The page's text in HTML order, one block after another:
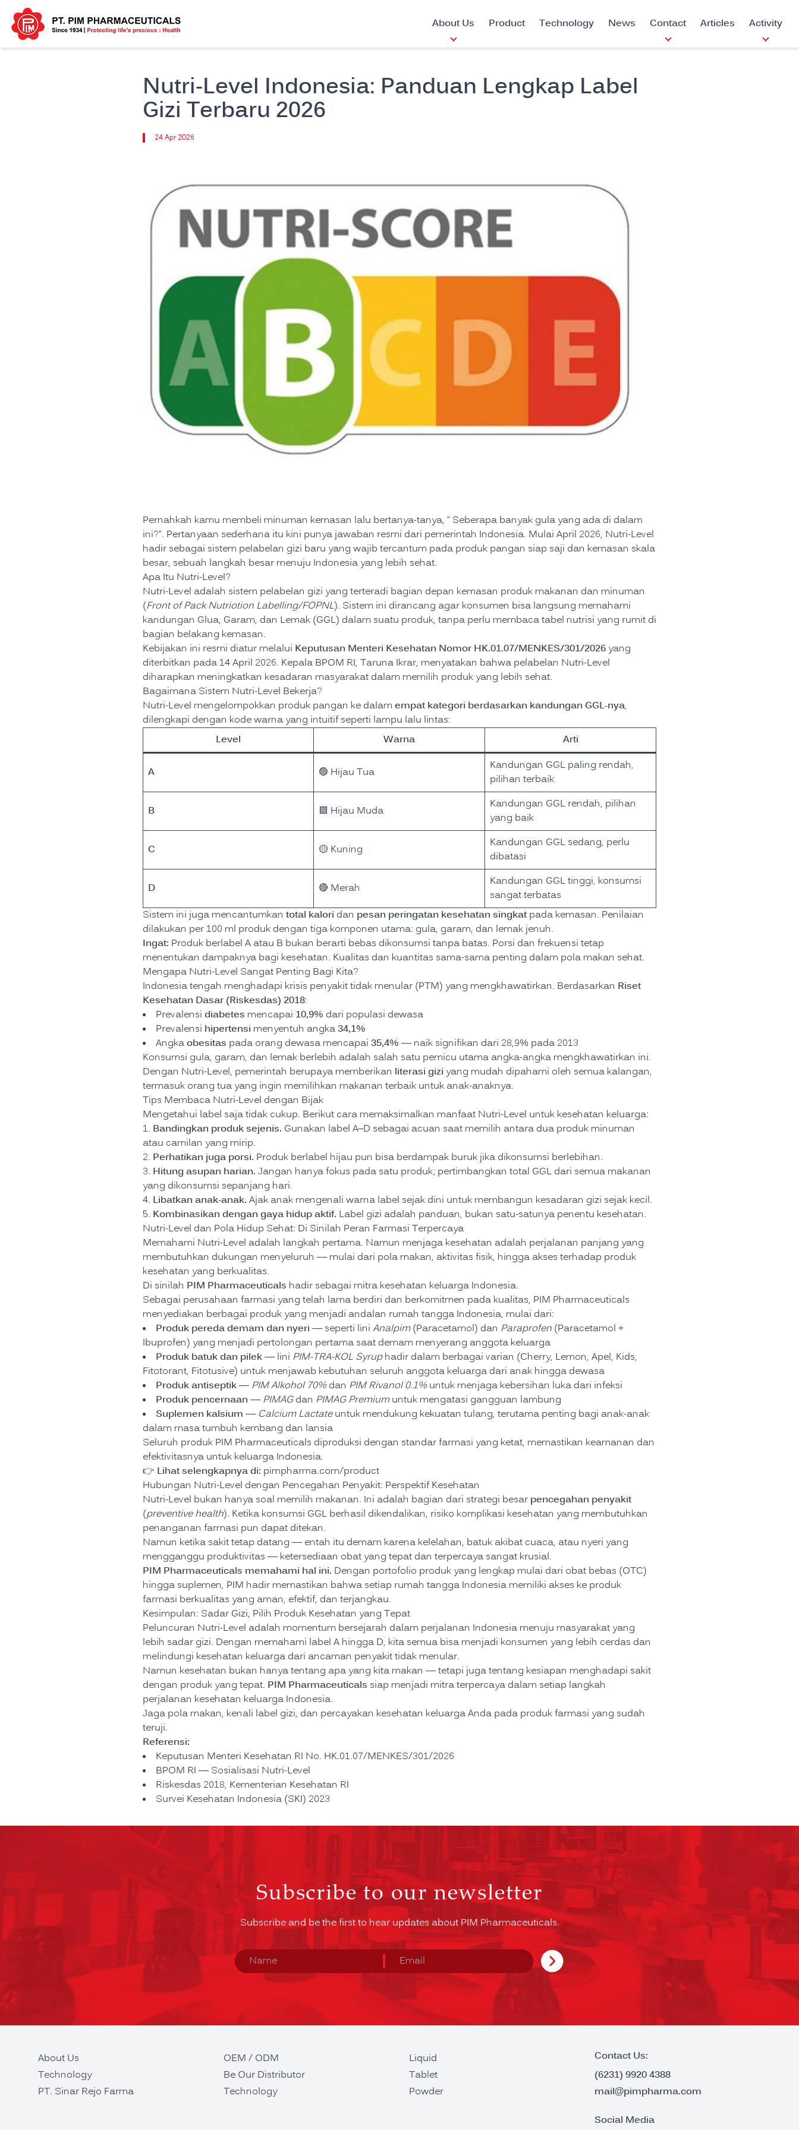
About Us Product Technology News Contact Articles Activity
Nutri-Level Indonesia: Panduan Lengkap Label
Gizi Terbaru 2026
24 Apr 2026
Pernahkah kamu membeli minuman kemasan lalu bertanya-tanya, ” Seberapa banyak gula yang ada di dalam
ini?”. Pertanyaan sederhana itu kini punya jawaban resmi dari pemerintah Indonesia. Mulai April 2026, Nutri-Level
hadir sebagai sistem pelabelan gizi baru yang wajib tercantum pada produk pangan siap saji dan kemasan skala
besar, sebuah langkah besar menuju Indonesia yang lebih sehat.
Apa Itu Nutri-Level?
Nutri-Level adalah sistem pelabelan gizi yang terteradi bagian depan kemasan produk makanan dan minuman
(Front of Pack Nutriotion Labelling/FOPNL). Sistem ini dirancang agar konsumen bisa langsung memahami
kandungan Glua, Garam, dan Lemak (GGL) dalam suatu produk, tanpa perlu membaca tabel nutrisi yang rumit di
bagian belakang kemasan.
Kebijakan ini resmi diatur melalui Keputusan Menteri Kesehatan Nomor HK.01.07/MENKES/301/2026 yang
diterbitkan pada 14 April 2026. Kepala BPOM RI, Taruna Ikrar, menyatakan bahwa pelabelan Nutri-Level
diharapkan meningkatkan kesadaran masyarakat dalam memilih produk yang lebih sehat.
Bagaimana Sistem Nutri-Level Bekerja?
Nutri-Level mengelompokkan produk pangan ke dalam empat kategori berdasarkan kandungan GGL-nya,
dilengkapi dengan kode warna yang intuitif seperti lampu lalu lintas:
Level Warna Arti
A 🟢 Hijau Tua
Kandungan GGL paling rendah,
pilihan terbaik
B 🟩 Hijau Muda
Kandungan GGL rendah, pilihan
yang baik
C 🟡 Kuning
Kandungan GGL sedang, perlu
dibatasi
D 🔴 Merah
Kandungan GGL tinggi, konsumsi
sangat terbatas
Sistem ini juga mencantumkan total kalori dan pesan peringatan kesehatan singkat pada kemasan. Penilaian
dilakukan per 100 ml produk dengan tiga komponen utama: gula, garam, dan lemak jenuh.
Ingat: Produk berlabel A atau B bukan berarti bebas dikonsumsi tanpa batas. Porsi dan frekuensi tetap
menentukan dampaknya bagi kesehatan. Kualitas dan kuantitas sama-sama penting dalam pola makan sehat.
Mengapa Nutri-Level Sangat Penting Bagi Kita?
Indonesia tengah menghadapi krisis penyakit tidak menular (PTM) yang mengkhawatirkan. Berdasarkan Riset
Kesehatan Dasar (Riskesdas) 2018:
Prevalensi diabetes mencapai 10,9% dari populasi dewasa
Prevalensi hipertensi menyentuh angka34,1%
Angkaobesitas pada orang dewasa mencapai 35,4% — naik signifikan dari 28,9% pada 2013
Konsumsi gula, garam, dan lemak berlebih adalah salah satu pemicu utama angka-angka mengkhawatirkan ini.
Dengan Nutri-Level, pemerintah berupaya memberikan literasi gizi yang mudah dipahami oleh semua kalangan,
termasuk orang tua yang ingin memilihkan makanan terbaik untuk anak-anaknya.
Tips Membaca Nutri-Level dengan Bijak
Mengetahui label saja tidak cukup. Berikut cara memaksimalkan manfaat Nutri-Level untuk kesehatan keluarga:
Bandingkan produk sejenis. Gunakan label A–D sebagai acuan saat memilih antara dua produk minuman
atau camilan yang mirip.
Perhatikan juga porsi. Produk berlabel hijau pun bisa berdampak buruk jika dikonsumsi berlebihan.
Hitung asupan harian. Jangan hanya fokus pada satu produk; pertimbangkan total GGL dari semua makanan
yang dikonsumsi sepanjang hari.
Libatkan anak-anak. Ajak anak mengenali warna label sejak dini untuk membangun kesadaran gizi sejak kecil.
Kombinasikan dengan gaya hidup aktif. Label gizi adalah panduan, bukan satu-satunya penentu kesehatan.
Nutri-Level dan Pola Hidup Sehat: Di Sinilah Peran Farmasi Terpercaya
Memahami Nutri-Level adalah langkah pertama. Namun menjaga kesehatan adalah perjalanan panjang yang
membutuhkan dukungan menyeluruh — mulai dari pola makan, aktivitas fisik, hingga akses terhadap produk
kesehatan yang berkualitas.
Di sinilah PIM Pharmaceuticals hadir sebagai mitra kesehatan keluarga Indonesia.
Sebagai perusahaan farmasi yang telah lama berdiri dan berkomitmen pada kualitas, PIM Pharmaceuticals
menyediakan berbagai produk yang menjadi andalan rumah tangga Indonesia, mulai dari:
Produk pereda demam dan nyeri — seperti lini Analpim(Paracetamol) dan Paraprofen (Paracetamol +
Ibuprofen) yang menjadi pertolongan pertama saat demam menyerang anggota keluarga
Produk batuk dan pilek— lini PIM-TRA-KOL Syruphadir dalam berbagai varian (Cherry, Lemon, Apel, Kids,
Fitotorant, Fitotusive) untuk menjawab kebutuhan seluruh anggota keluarga dari anak hingga dewasa
Produk antiseptik— PIM Alkohol 70% dan PIM Rivanol 0.1% untuk menjaga kebersihan luka dari infeksi
Produk pencernaan — PIMAGdan PIMAG Premiumuntuk mengatasi gangguan lambung
Suplemen kalsium — Calcium Lactateuntuk mendukung kekuatan tulang, terutama penting bagi anak-anak
dalam masa tumbuh kembang dan lansia
Seluruh produk PIM Pharmaceuticals diproduksi dengan standar farmasi yang ketat, memastikan keamanan dan
efektivitasnya untuk keluarga Indonesia.
👉 Lihat selengkapnya di: pimpharma.com/product
Hubungan Nutri-Level dengan Pencegahan Penyakit: Perspektif Kesehatan
Nutri-Level bukan hanya soal memilih makanan. Ini adalah bagian dari strategi besar pencegahan penyakit
(preventive health). Ketika konsumsi GGL berhasil dikendalikan, risiko komplikasi kesehatan yang membutuhkan
penanganan farmasi pun dapat ditekan.
Namun ketika sakit tetap datang — entah itu demam karena kelelahan, batuk akibat cuaca, atau nyeri yang
mengganggu produktivitas — ketersediaan obat yang tepat dan terpercaya sangat krusial.
PIM Pharmaceuticals memahami hal ini. Dengan portofolio produk yang lengkap mulai dari obat bebas (OTC)
hingga suplemen, PIM hadir memastikan bahwa setiap rumah tangga Indonesia memiliki akses ke produk
farmasi berkualitas yang aman, efektif, dan terjangkau.
Kesimpulan: Sadar Gizi, Pilih Produk Kesehatan yang Tepat
Peluncuran Nutri-Level adalah momentum bersejarah dalam perjalanan Indonesia menuju masyarakat yang
lebih sadar gizi. Dengan memahami label A hingga D, kita semua bisa menjadi konsumen yang lebih cerdas dan
melindungi kesehatan keluarga dari ancaman penyakit tidak menular.
Namun kesehatan bukan hanya tentang apa yang kita makan — tetapi juga tentang kesiapan menghadapi sakit
dengan produk yang tepat. PIM Pharmaceuticals siap menjadi mitra terpercaya dalam setiap langkah
perjalanan kesehatan keluarga Indonesia.
Jaga pola makan, kenali label gizi, dan percayakan kesehatan keluarga Anda pada produk farmasi yang sudah
teruji.
Referensi:
Keputusan Menteri Kesehatan RI No. HK.01.07/MENKES/301/2026
BPOM RI — Sosialisasi Nutri-Level
Riskesdas 2018, Kementerian Kesehatan RI
Survei Kesehatan Indonesia (SKI) 2023
Subscribe to our newsletter
Subscribe and be the first to hear updates about PIM Pharmaceuticals.
About Us
Technology
PT. Sinar Rejo Farma
OEM / ODM
Be Our Distributor
Technology
Liquid
Tablet
Powder
Contact Us:
(6231) 9920 4388
mail@pimpharma.com
Social Media